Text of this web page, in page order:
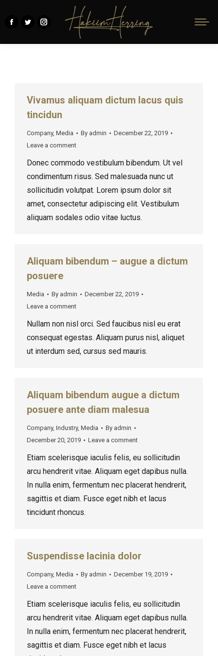
Facebook
window
Twitter
window
Instagram
window
Vivamus aliquam dictum lacus quis
tincidun
Company, Media By admin
December 22, 2019
Leave a comment
Donec commodo vestibulum bibendum. Ut vel
condimentum risus. Sed malesuada nunc ut
sollicitudin volutpat. Lorem ipsum dolor sit
amet, consectetur adipiscing elit. Vestibulum
aliquam sodales odio vitae luctus.
Aliquam bibendum – augue a dictum
posuere
Media By admin
December 22, 2019
Leave a comment
Nullam non nisl orci. Sed faucibus nisl eu erat
consequat egestas. Aliquam purus nisl, aliquet
ut interdum sed, cursus sed mauris.
Aliquam bibendum augue a dictum
posuere ante diam malesua
Company, Industry, Media By admin
December 20, 2019
Leave a comment
Etiam scelerisque iaculis felis, eu sollicitudin
arcu hendrerit vitae. Aliquam eget dapibus nulla.
In nulla enim, fermentum nec placerat hendrerit,
sagittis et diam. Fusce eget nibh et lacus
tincidunt rhoncus.
Suspendisse lacinia dolor
Company, Media By admin
December 19, 2019
Leave a comment
Etiam scelerisque iaculis felis, eu sollicitudin
arcu hendrerit vitae. Aliquam eget dapibus nulla.
In nulla enim, fermentum nec placerat hendrerit,
sagittis et diam. Fusce eget nibh et lacus